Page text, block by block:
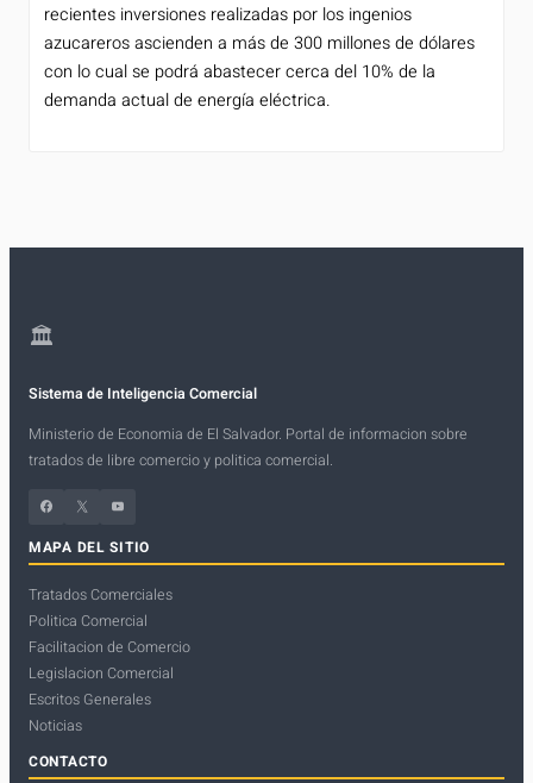
recientes inversiones realizadas por los ingenios
azucareros ascienden a más de 300 millones de dólares
con lo cual se podrá abastecer cerca del 10% de la
demanda actual de energía eléctrica.
🏛
Sistema de Inteligencia Comercial
Ministerio de Economia de El Salvador. Portal de informacion sobre
tratados de libre comercio y politica comercial.
Facebook X
YouTube
MAPA DEL SITIO
Tratados Comerciales
Politica Comercial
Facilitacion de Comercio
Legislacion Comercial
Escritos Generales
Noticias
CONTACTO